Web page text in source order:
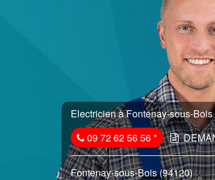
Electricien à Fontenay-sous-
09 72 62 56 56*
Fontenay-sous-Bois (94120)